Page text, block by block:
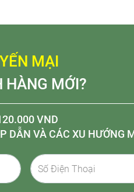
MẠI
HÀNG MỚI?
VND
DẪN VÀ CÁC XU HƯỚNG